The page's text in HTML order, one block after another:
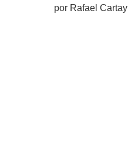
por Rafael Cartay